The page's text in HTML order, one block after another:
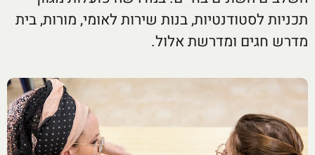
תכניות לסטודנטיות, בנות שירות לאומי, מורות, בית
מדרש חגים ומדרשת אלול.